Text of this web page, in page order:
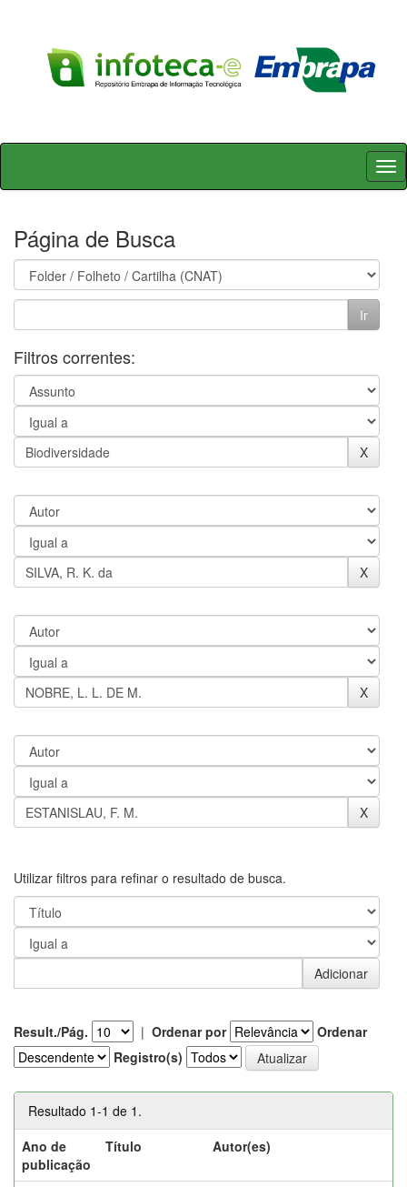
Skip
Página de Busca
Filtros correntes:
Utilizar filtros para refinar o resultado de busca.
Result./Pág. | Ordenar por
Ordenar
Registro(s)
Resultado 1-1 de 1.
Ano de
publicação
Título Autor(es)